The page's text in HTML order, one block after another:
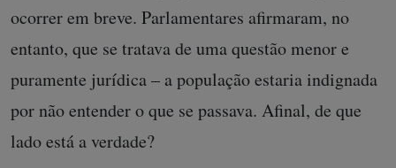
ocorrer em breve. Parlamentares afirmaram, no
entanto, que se tratava de uma questão menor e
puramente jurídica – a população estaria indignada
por não entender o que se passava. Afinal, de que
lado está a verdade?